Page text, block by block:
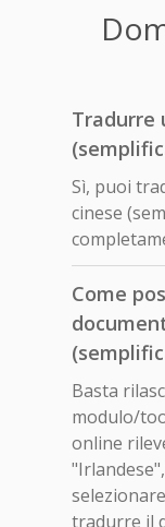
Tradurre
Sì, puoi
cinese
Come
Basta
modulo/
online
tradurre il